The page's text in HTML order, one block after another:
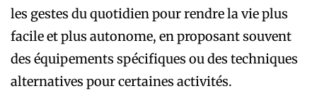
les gestes du quotidien pour rendre la vie plus
facile et plus autonome, en proposant souvent
des équipements spécifiques ou des techniques
alternatives pour certaines activités.